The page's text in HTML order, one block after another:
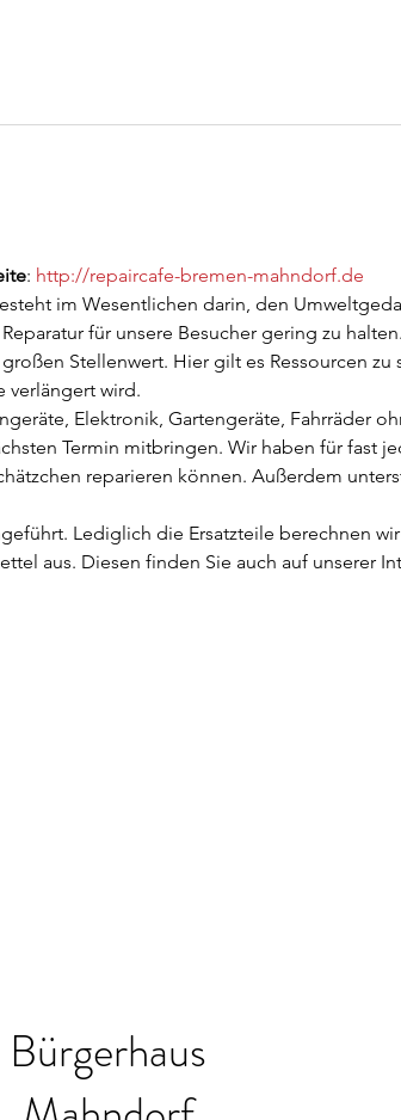
: http://repaircafe-bremen-mahndorf.de
im Wesentlichen darin, den
für unsere Besucher gering zu
Stellenwert. Hier gilt es Ressourcen zu
verlängert wird.
Elektronik, Gartengeräte, Fahrräder
Termin mitbringen. Wir haben für fast
reparieren können. Außerdem
Lediglich die Ersatzteile berechnen
aus. Diesen finden Sie auch auf unserer
Bürgerhaus